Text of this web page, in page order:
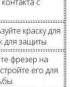
краску для
для защиты.
фрезер на
его для